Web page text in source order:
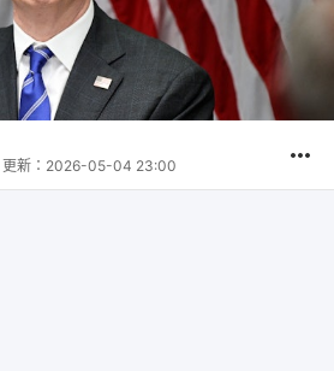
更新： 2026-05-04 23:00